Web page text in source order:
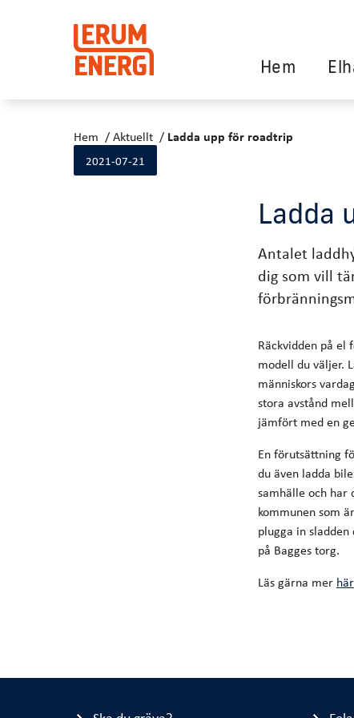
Hem
Hem Aktuellt Ladda upp för roadtrip
2021-07-21
Ladda
Antalet
dig som vill
Räckvidden på
modell du väljer.
människors
stora avstånd
jämfört med en
En förutsättning
du även ladda
samhälle och
kommunen som
plugga in
på Bagges torg.
Läs gärna mer här